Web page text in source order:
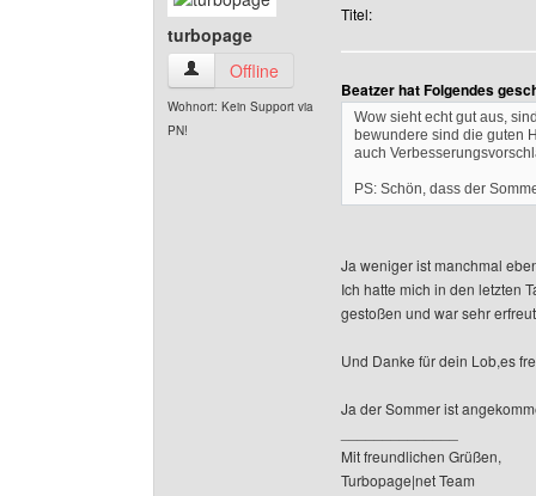
turbopage
turbopage Benutzer-Profile anzeigen
Offline
Wohnort: Kein Support via
PN!
Titel:
Beatzer hat Folgendes
Wow sieht echt gut aus,
bewundere sind die guten
auch
PS: Schön, dass der
Ja weniger ist manchmal
Ich hatte mich in den letzten
gestoßen und war sehr
Und Danke für dein Lob,es
Ja der Sommer ist
Mit freundlichen Grüßen,
Turbopage|net Team